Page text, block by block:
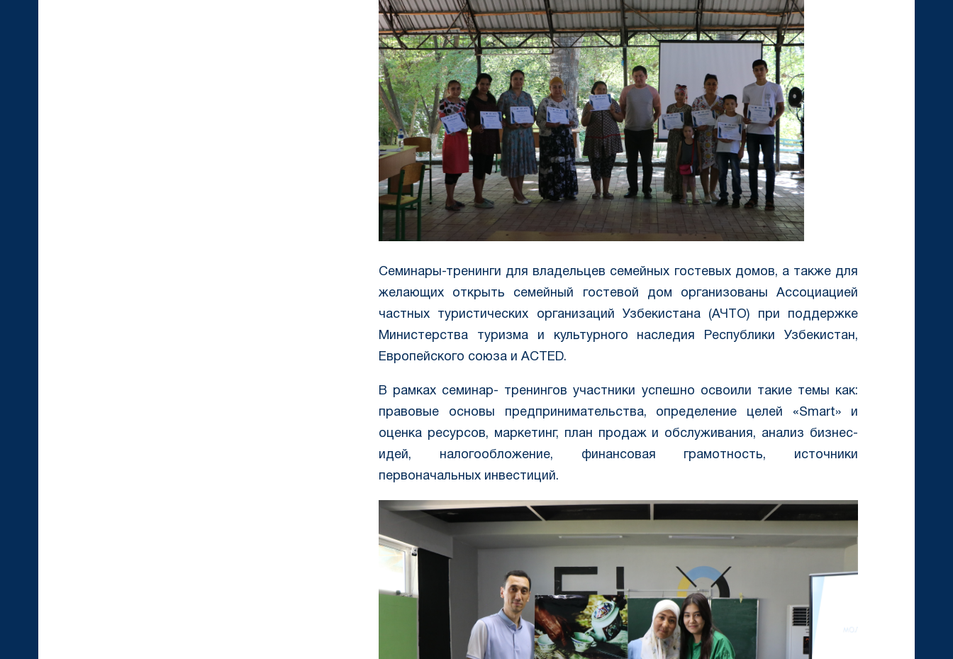
Семинары-тренинги для владельцев семейных гостевых домов, а также для
желающих открыть семейный гостевой дом организованы Ассоциацией
частных туристических организаций Узбекистана (АЧТО) при поддержке
Министерства туризма и культурного наследия Республики Узбекистан,
Европейского союза и ACTED.
В рамках семинар- тренингов участники успешно освоили такие темы как:
правовые основы предпринимательства, определение целей «Smart» и
оценка ресурсов, маркетинг, план продаж и обслуживания, анализ бизнес-
идей, налогообложение, финансовая грамотность, источники
первоначальных инвестиций.